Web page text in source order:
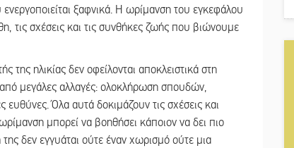
ξαφνικά. Η ωρίμανση του εγκεφάλου
τις σχέσεις και τις συνθήκες ζωής που βιώνουμε
της ηλικίας δεν οφείλονται αποκλειστικά στη
μεγάλες αλλαγές: ολοκλήρωση σπουδών,
ευθύνες. Όλα αυτά δοκιμάζουν τις σχέσεις και
μπορεί να βοηθήσει κάποιον να δει πιο
δεν εγγυάται ούτε έναν χωρισμό ούτε μια